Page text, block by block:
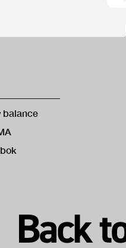
balance